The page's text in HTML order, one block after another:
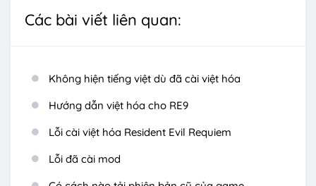
Các bài viết liên quan:
Không hiện tiếng việt dù đã cài việt hóa
Hướng dẫn việt hóa cho RE9
Lỗi cài việt hóa Resident Evil Requiem
Lỗi đã cài mod